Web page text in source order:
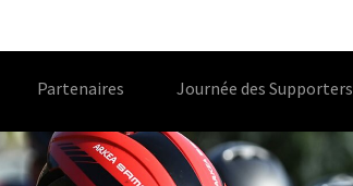
Partenaires Journée des Supporters